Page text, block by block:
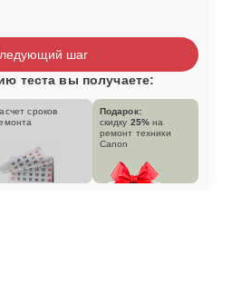
шаг
теста вы получаете:
сроков
Подарок:
скидку 25% на
ремонт техники
Canon